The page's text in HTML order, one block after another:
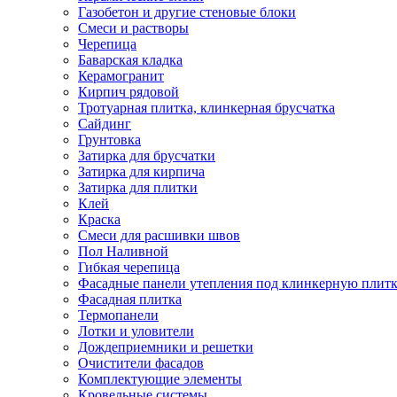
Газобетон и другие стеновые блоки
Смеси и растворы
Черепица
Баварская кладка
Керамогранит
Кирпич рядовой
Тротуарная плитка, клинкерная брусчатка
Сайдинг
Грунтовка
Затирка для брусчатки
Затирка для кирпича
Затирка для плитки
Клей
Краска
Смеси для расшивки швов
Пол Наливной
Гибкая черепица
Фасадные панели утепления под клинкерную
Фасадная плитка
Термопанели
Лотки и уловители
Дождеприемники и решетки
Очистители фасадов
Комплектующие элементы